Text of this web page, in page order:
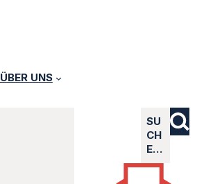
ÜBER UNS
SU
CH
E…